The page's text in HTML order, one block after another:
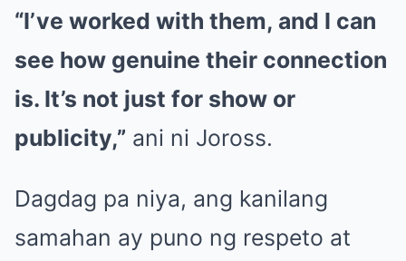
“I’ve worked with them, and I can
see how genuine their connection
is. It’s not just for show or
publicity,” ani ni Joross.
Dagdag pa niya, ang kanilang
samahan ay puno ng respeto at